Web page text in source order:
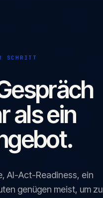
SCHRITT
als ein
AI-Act-Readiness, ein
genügen meist, um zu